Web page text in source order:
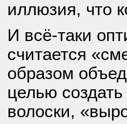
иллюзия, что
И всё-таки
считается
образом
целью
волоски,